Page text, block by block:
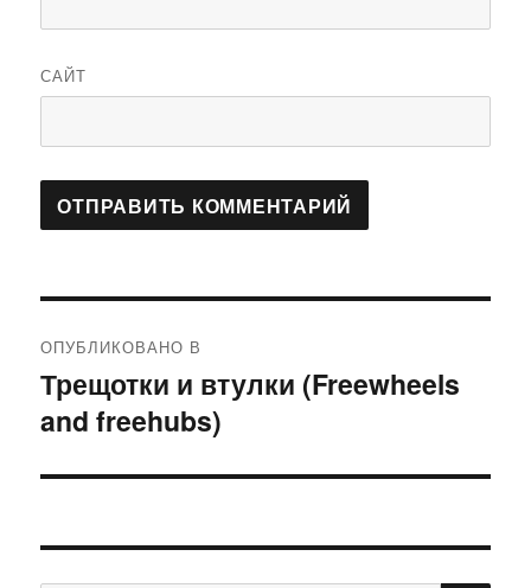
САЙТ
по
записям
ОПУБЛИКОВАНО В
Трещотки и втулки (Freewheels
and freehubs)